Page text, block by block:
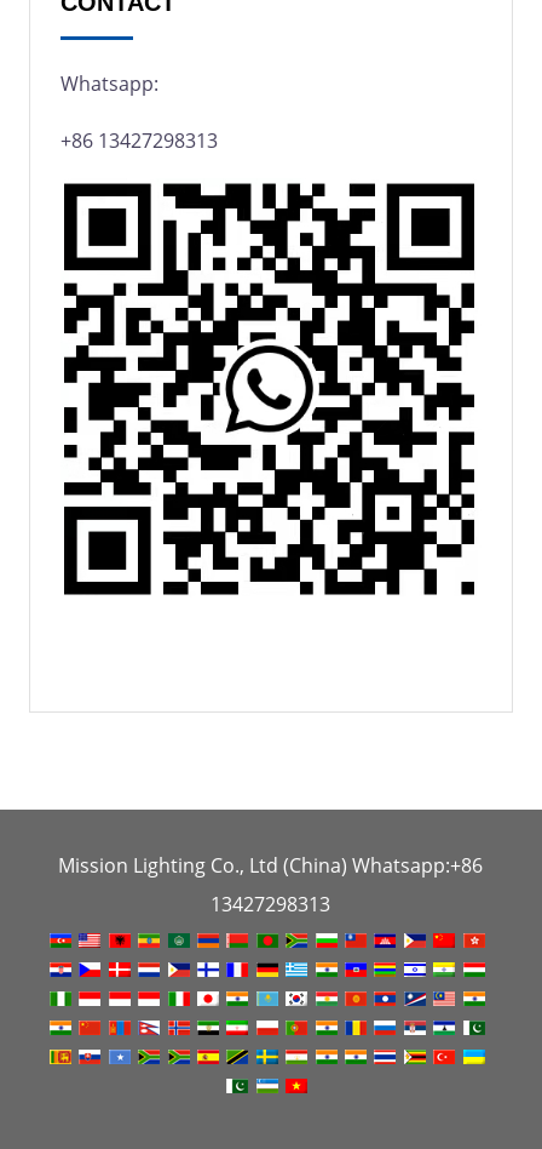
Whatsapp:
+86 13427298313
Mission Lighting Co., Ltd (China) Whatsapp:+86
13427298313